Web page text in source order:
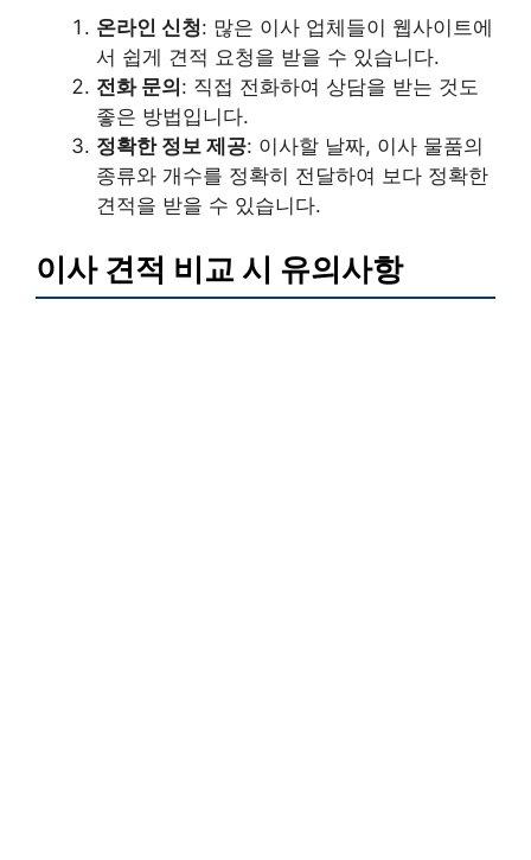
온라인 신청: 많은 이사 업체들이 웹사이트에
서 쉽게 견적 요청을 받을 수 있습니다.
전화 문의 : 직접 전화하여 상담을 받는 것도
좋은 방법입니다.
정확한 정보 제공: 이사할 날짜, 이사 물품의
종류와 개수를 정확히 전달하여 보다 정확한
견적을 받을 수 있습니다.
이사 견적 비교 시 유의사항